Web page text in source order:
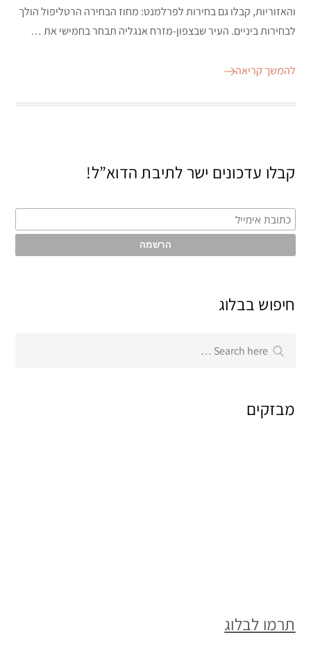
והאזוריות, קבלו גם בחירות לפרלמנט: מחוז הבחירה הרטליפול הולך
לבחירות ביניים. העיר שבצפון-מזרח אנגליה תבחר בחמישי את …
להמשך קריאה
קבלו עדכונים ישר לתיבת הדוא”ל!
חיפוש בבלוג
for:
Search
מבזקים
תרמו לבלוג